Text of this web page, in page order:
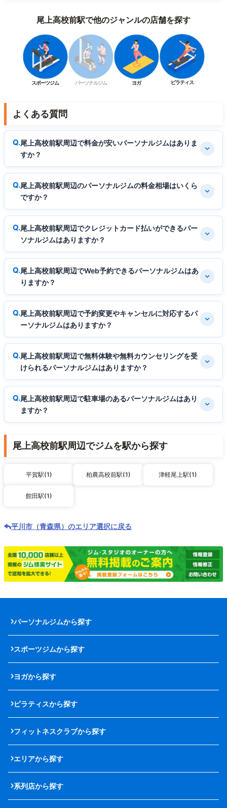
尾上高校前駅で他のジャンルの店舗を探す
スポーツジム パーソナルジム ヨガ ピラティス
よくある質問
尾上高校前駅周辺で料金が安いパーソナルジムはありま
すか？
尾上高校前駅周辺のパーソナルジムの料金相場はいくら
ですか？
尾上高校前駅周辺でクレジットカード払いができるパー
ソナルジムはありますか？
尾上高校前駅周辺でWeb予約できるパーソナルジムはあ
りますか？
尾上高校前駅周辺で予約変更やキャンセルに対応するパ
ーソナルジムはありますか？
尾上高校前駅周辺で無料体験や無料カウンセリングを受
けられるパーソナルジムはありますか？
尾上高校前駅周辺で駐車場のあるパーソナルジムはあり
ますか？
尾上高校前駅周辺でジムを駅から探す
平賀駅(1) 柏農高校前駅(1) 津軽尾上駅(1)
館田駅(1)
平川市（青森県）のエリア選択に戻る
パーソナルジムから探す
スポーツジムから探す
ヨガから探す
ピラティスから探す
フィットネスクラブから探す
エリアから探す
系列店から探す